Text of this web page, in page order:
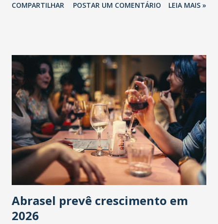
COMPARTILHAR POSTAR UM COMENTÁRIO LEIA MAIS »
Abrasel prevê crescimento em
2026